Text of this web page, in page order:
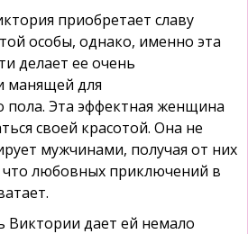
приобретает славу
особы, однако, именно эта
делает ее очень
манящей для
пола. Эта эффектная женщина
своей красотой. Она не
мужчинами, получая от них
что любовных приключений в
Виктории дает ей немало